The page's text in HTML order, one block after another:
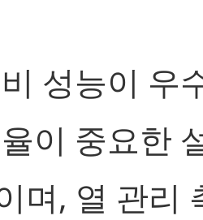
성능이 우
이 중요한
며, 열 관리